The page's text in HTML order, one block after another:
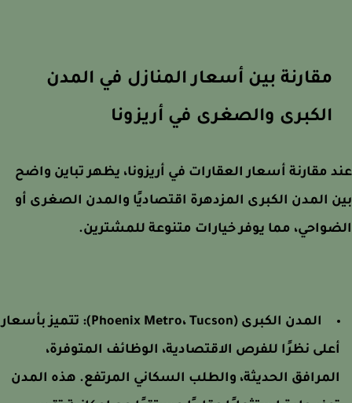
مقارنة بين أسعار المنازل في المدن
الكبرى والصغرى في أريزونا
مقارنة أسعار العقارات في أريزونا، يظهر تباين واضح
المدن الكبرى المزدهرة اقتصاديًا والمدن الصغرى أو
مما يوفر خيارات متنوعة للمشترين.
المدن الكبرى (Phoenix Metro، Tucson):
تتميز بأسعار
نظرًا للفرص الاقتصادية، الوظائف المتوفرة،
الحديثة، والطلب السكاني المرتفع. هذه المدن